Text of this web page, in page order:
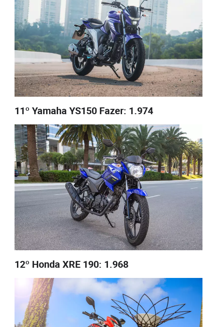
11º Yamaha YS150 Fazer: 1.974
12º Honda XRE 190: 1.968